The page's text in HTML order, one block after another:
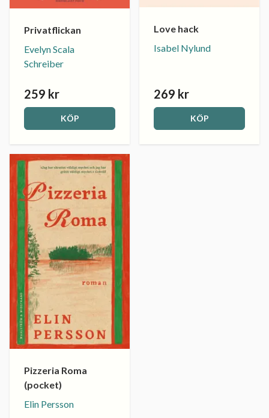
Privatflickan
Evelyn Scala
Schreiber
259 kr
KÖP
Love hack
Isabel Nylund
269 kr
KÖP
Pizzeria Roma
(pocket)
Elin Persson